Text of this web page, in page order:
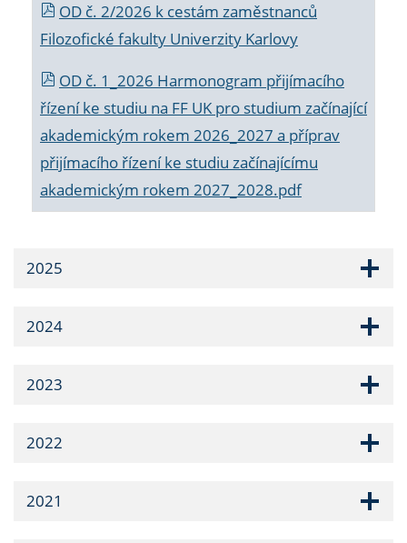
OD č. 2/2026 k cestám zaměstnanců
Filozofické fakulty Univerzity Karlovy
OD č. 1_2026 Harmonogram přijímacího
řízení ke studiu na FF UK pro studium začínající
akademickým rokem 2026_2027 a příprav
přijímacího řízení ke studiu začínajícímu
akademickým rokem 2027_2028.pdf
2025
2024
2023
2022
2021